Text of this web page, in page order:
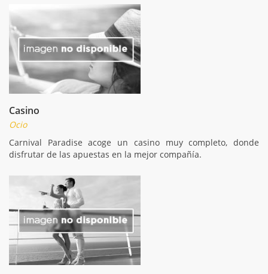
Casino
Ocio
Carnival Paradise acoge un casino muy completo, donde
disfrutar de las apuestas en la mejor compañía.